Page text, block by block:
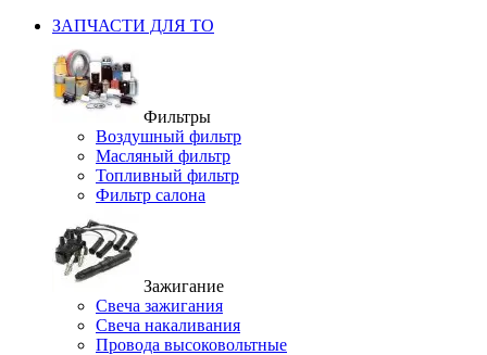
ЗАПЧАСТИ ДЛЯ ТО
Фильтры
Воздушный фильтр
Масляный фильтр
Топливный фильтр
Фильтр салона
Зажигание
Свеча зажигания
Свеча накаливания
Провода высоковольтные